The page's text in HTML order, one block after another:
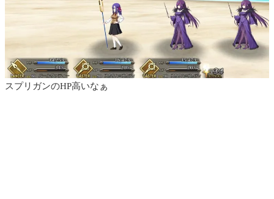
スプリガンのHP高いなぁ